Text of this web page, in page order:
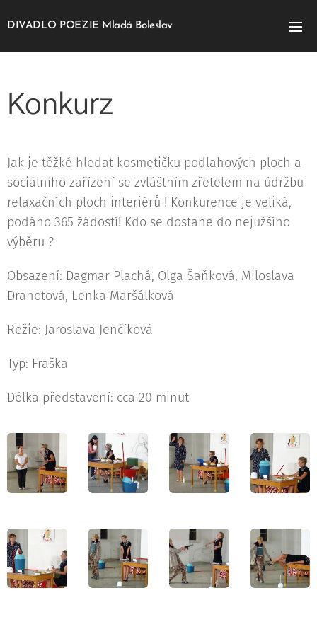
DIVADLO POEZIE Mladá Boleslav
Konkurz
Jak je těžké hledat kosmetičku podlahových ploch a
sociálního zařízení se zvláštním zřetelem na údržbu
relaxačních ploch interiérů ! Konkurence je veliká,
podáno 365 žádostí! Kdo se dostane do nejužšího
výběru ?
Obsazení: Dagmar Plachá, Olga Šaňková, Miloslava
Drahotová, Lenka Maršálková
Režie: Jaroslava Jenčíková
Typ: Fraška
Délka představení: cca 20 minut